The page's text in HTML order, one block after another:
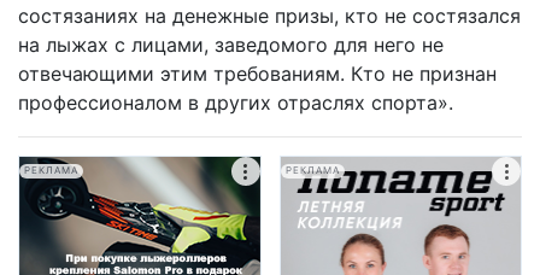
состязаниях на денежные призы, кто не состязался
на лыжах с лицами, заведомого для него не
отвечающими этим требованиям. Кто не признан
профессионалом в других отраслях спорта».
РЕКЛАМА РЕКЛАМА